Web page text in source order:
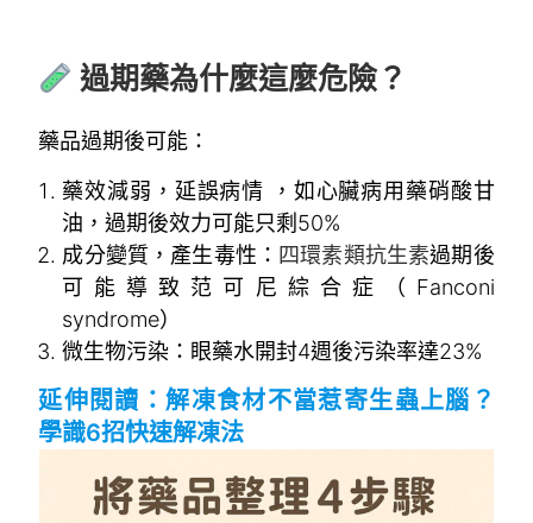
過期藥為什麼這麼危險？
藥品過期後可能：
藥效減弱，延誤病情 ，如心臟病用藥硝酸甘
油，過期後效力可能只剩50%
成分變質，產生毒性： 四環素類抗生素過期後
可能導致范可尼綜合症（Fanconi
syndrome）
微生物污染：眼藥水開封4週後污染率達23%
延伸閱讀：解凍食材不當惹寄生蟲上腦？
學識6招快速解凍法